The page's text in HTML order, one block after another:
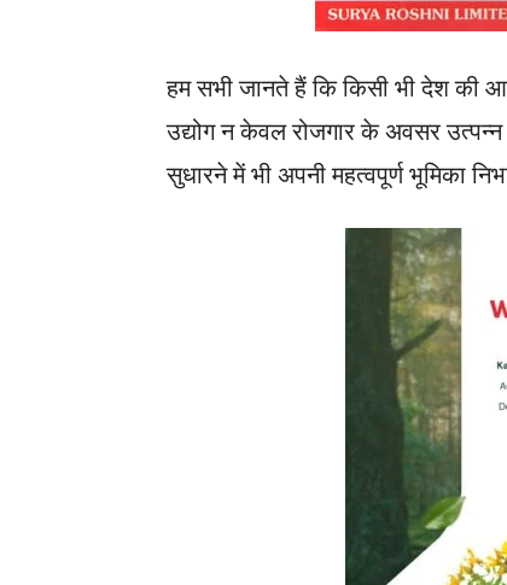
हम सभी जानते हैं कि किसी भी देश की
उद्योग न केवल रोजगार के अवसर
सुधारने में भी अपनी महत्वपूर्ण भूमिका